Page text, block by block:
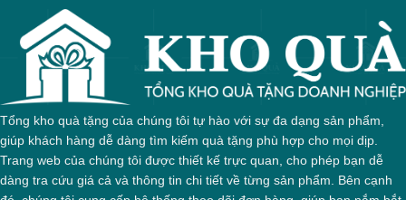
Tổng kho quà tặng của chúng tôi tự hào với sự đa dạng sản phẩm,
giúp khách hàng dễ dàng tìm kiếm quà tặng phù hợp cho mọi dịp.
Trang web của chúng tôi được thiết kế trực quan, cho phép bạn dễ
dàng tra cứu giá cả và thông tin chi tiết về từng sản phẩm. Bên cạnh